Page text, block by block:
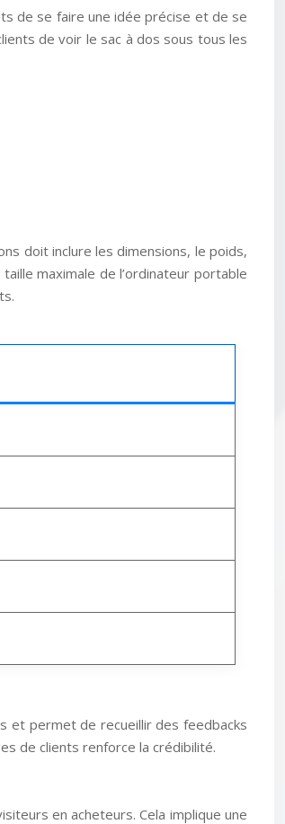
de se faire une idée précise et de se
de voir le sac à dos sous tous les
doit inclure les dimensions, le poids,
maximale de l’ordinateur portable
et permet de recueillir des feedbacks
de clients renforce la crédibilité.
en acheteurs. Cela implique une